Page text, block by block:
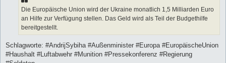
Die Europäische Union wird der Ukraine monatlich 1,5 Milliarden Euro
an Hilfe zur Verfügung stellen. Das Geld wird als Teil der Budgethilfe
bereitgestellt.
Schlagworte: #AndrijSybiha #Außenminister #Europa #EuropäischeUnion
#Haushalt #Luftabwehr #Munition #Pressekonferenz #Regierung